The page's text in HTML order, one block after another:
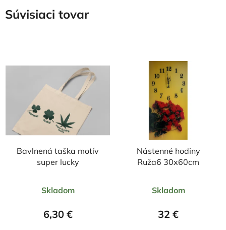
Súvisiaci tovar
Bavlnená taška motív
super lucky
hodnotenie
produktu
Skladom
6,30 €
Nástenné hodiny
Ruža6 30x60cm
hodnotenie
produktu
Skladom
32 €